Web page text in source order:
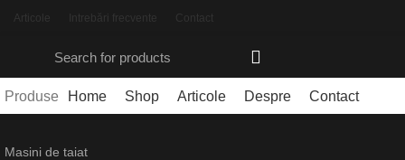
Articole Intrebări frecvente Contact
Produse Home Shop Articole Despre Contact
Masini de taiat